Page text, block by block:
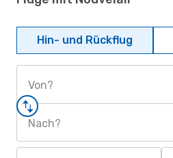
Hin- und Rückflug
Von?
Nach?